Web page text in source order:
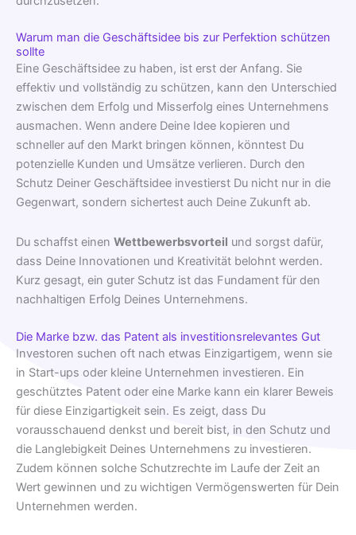
Warum man die Geschäftsidee bis zur Perfektion schützen
sollte
Eine Geschäftsidee zu haben, ist erst der Anfang. Sie
effektiv und vollständig zu schützen, kann den Unterschied
zwischen dem Erfolg und Misserfolg eines Unternehmens
ausmachen. Wenn andere Deine Idee kopieren und
schneller auf den Markt bringen können, könntest Du
potenzielle Kunden und Umsätze verlieren. Durch den
Schutz Deiner Geschäftsidee investierst Du nicht nur in die
Gegenwart, sondern sichertest auch Deine Zukunft ab.
Du schaffst einen Wettbewerbsvorteil und sorgst dafür,
dass Deine Innovationen und Kreativität belohnt werden.
Kurz gesagt, ein guter Schutz ist das Fundament für den
nachhaltigen Erfolg Deines Unternehmens.
Die Marke bzw. das Patent als investitionsrelevantes Gut
Investoren suchen oft nach etwas Einzigartigem, wenn sie
in Start-ups oder kleine Unternehmen investieren. Ein
geschütztes Patent oder eine Marke kann ein klarer Beweis
für diese Einzigartigkeit sein. Es zeigt, dass Du
vorausschauend denkst und bereit bist, in den Schutz und
die Langlebigkeit Deines Unternehmens zu investieren.
Zudem können solche Schutzrechte im Laufe der Zeit an
Wert gewinnen und zu wichtigen Vermögenswerten für Dein
Unternehmen werden.